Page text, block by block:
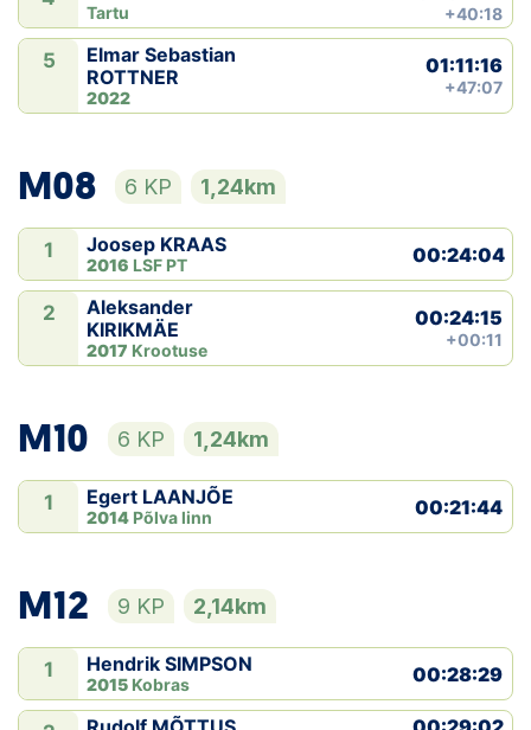
Tartu +40:18
5
Elmar Sebastian
ROTTNER
2022
01:11:16
+47:07
M08 6 KP 1,24km
1 Joosep KRAAS
2016 LSF PT 00:24:04
2
Aleksander
KIRIKMÄE
2017 Krootuse
00:24:15
+00:11
M10 6 KP 1,24km
1 Egert LAANJÕE
2014 Põlva linn 00:21:44
M12 9 KP 2,14km
1 Hendrik SIMPSON
2015 Kobras 00:28:29